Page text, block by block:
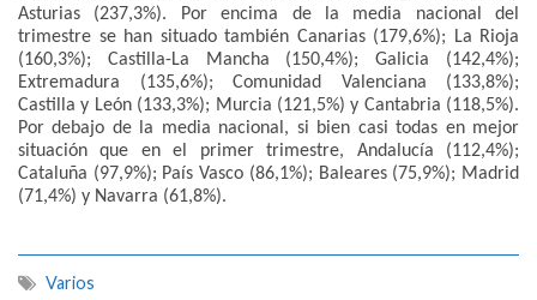
Asturias (237,3%). Por encima de la media nacional del
trimestre se han situado también Canarias (179,6%); La Rioja
(160,3%); Castilla-La Mancha (150,4%); Galicia (142,4%);
Extremadura (135,6%); Comunidad Valenciana (133,8%);
Castilla y León (133,3%); Murcia (121,5%) y Cantabria (118,5%).
Por debajo de la media nacional, si bien casi todas en mejor
situación que en el primer trimestre, Andalucía (112,4%);
Cataluña (97,9%); País Vasco (86,1%); Baleares (75,9%); Madrid
(71,4%) y Navarra (61,8%).
Varios